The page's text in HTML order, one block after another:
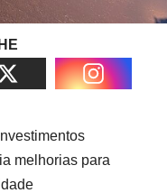
melhorias para